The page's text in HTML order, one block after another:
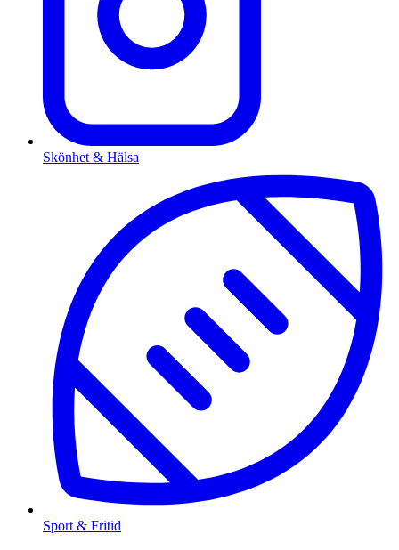
Skönhet & Hälsa
Sport & Fritid